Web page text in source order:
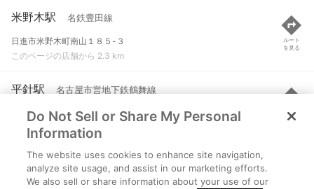
米野木駅 名鉄豊田線
日進市米野木町南山１８５-３
このページの店舗から 2.3 km
ルート
を見る
平針駅 名古屋市営地下鉄鶴舞線
名古屋市天白区平針２-１３０１
このページの店舗から 3.2 km
ルート
を見る
原駅 名古屋市営地下鉄鶴舞線
名古屋市天白区原１-５１３
Do Not Sell or Share My Personal
Information
The website uses cookies to enhance site navigation,
analyze site usage, and assist in our marketing efforts.
We also sell or share information about your use of our